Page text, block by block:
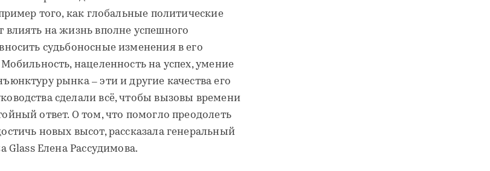
того, как глобальные политические
влиять на жизнь вполне успешного
судьбоносные изменения в его
Мобильность, нацеленность на успех, умение
рынка – эти и другие качества его
сделали всё, чтобы вызовы времени
ответ. О том, что помогло преодолеть
новых высот, рассказала генеральный
Glass Елена Рассудимова.